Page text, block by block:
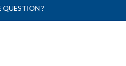
QUESTION ?